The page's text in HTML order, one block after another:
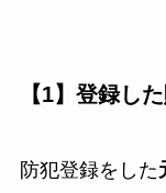
【1】登録し
防犯登録をした